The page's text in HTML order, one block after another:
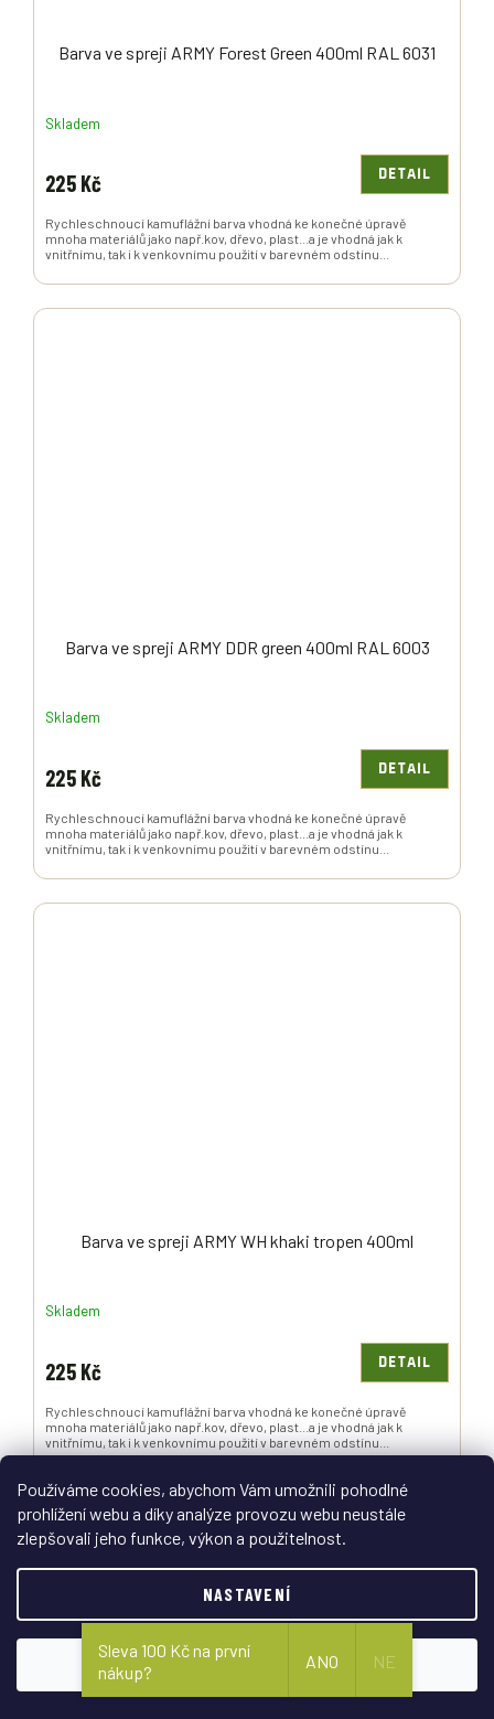
Používáme cookies, abychom Vám umožnili pohodlné
prohlížení webu a díky analýze provozu webu neustále
zlepšovali jeho funkce, výkon a použitelnost.
NASTAVENÍ
SOUHLASÍM
Barva ve spreji ARMY Forest Green 400ml RAL 6031
Skladem
225 Kč DETAIL
Rychleschnoucí kamuflážní barva vhodná ke konečné úpravě
mnoha materiálů jako např.kov, dřevo, plast...a je vhodná jak k
vnitřnímu, tak i k venkovnímu použití v barevném odstínu...
Barva ve spreji ARMY DDR green 400ml RAL 6003
Skladem
225 Kč DETAIL
Rychleschnoucí kamuflážní barva vhodná ke konečné úpravě
mnoha materiálů jako např.kov, dřevo, plast...a je vhodná jak k
vnitřnímu, tak i k venkovnímu použití v barevném odstínu...
Barva ve spreji ARMY WH khaki tropen 400ml
Skladem
225 Kč DETAIL
Rychleschnoucí kamuflážní barva vhodná ke konečné úpravě
mnoha materiálů jako např.kov, dřevo, plast...a je vhodná jak k
vnitřnímu, tak i k venkovnímu použití v barevném odstínu...
Sleva 100 Kč na první
nákup?
ANO NE